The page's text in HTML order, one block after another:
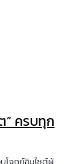
” ครบทุก